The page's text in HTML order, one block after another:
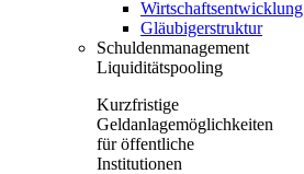
Wirtschaftsentwicklung
Gläubigerstruktur
Schuldenmanagement
Liquiditätspooling
Kurzfristige
Geldanlagemöglichkeiten
für öffentliche
Institutionen